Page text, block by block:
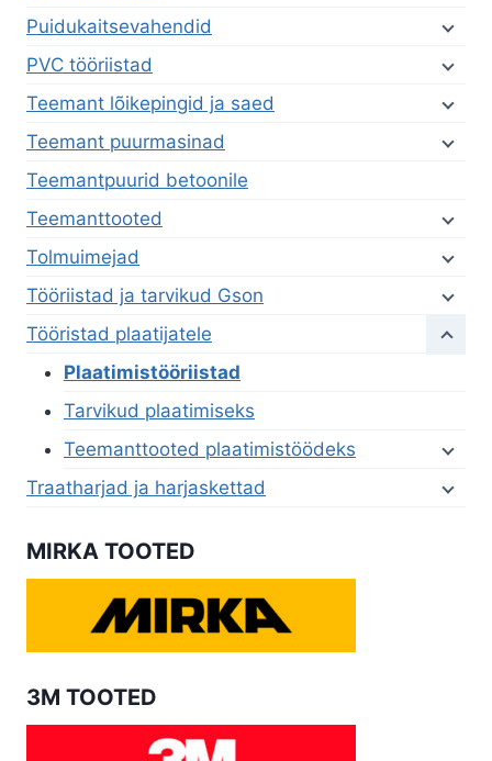
Puidukaitsevahendid
PVC tööriistad
Teemant lõikepingid ja saed
Teemant puurmasinad
Teemantpuurid betoonile
Teemanttooted
Tolmuimejad
Tööriistad ja tarvikud Gson
Tööristad plaatijatele
Plaatimistööriistad
Tarvikud plaatimiseks
Teemanttooted plaatimistöödeks
Traatharjad ja harjaskettad
MIRKA TOOTED
3M TOOTED